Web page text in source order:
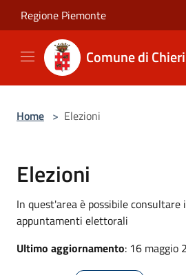
Salta al contenuto principale
Regione Piemonte
Comune di Chieri
Home > Elezioni
Elezioni
In quest'area è possibile
appuntamenti elettorali
Ultimo aggiornamento: 16 maggio